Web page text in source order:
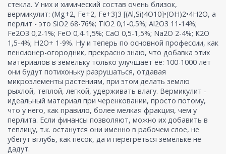
стекла. У них и химический состав очень близок,
вермикулит: (Mg+2, Fe+2, Fe+3)3 [(Al,Si)4O10]•(OH)2•4H2O, а
перлит - это SiO2 68-76%; TiO2 0,1-0,5%; Al2О3 11-14%;
Fe2О3 0,2-1%; FeO 0,4-1,5%; CaO 0,5-1,5%; Na2О 2-4%; К2О
1,5-4%; Н2О+ 1-9%. Ну и теперь по основной профессии, как
пенсионер-огородник, прекрасно знаю, что добавка этих
материалов в земельку только улучшает ее: 100-1000 лет
они будут потихоньку разрушаться, отдавая
микроэлементы растениям, при этом делать землю
рыхлой, теплой, легкой, удерживать влагу. Вермикулит -
идеальный материал при черенковании, просто потому,
что у него, как правило, более мелкая фракция, чем у
перлита. Если финансы позволяют, можно их добавить в
теплицу, т.к. останутся они именно в рабочем слое, не
убегут вглубь, как песок, да и перегреться земельке не
дадут.